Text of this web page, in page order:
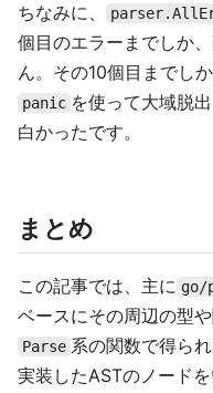
ちなみに、
個目のエラーまでしか、
ん。その10個目までし
panic を使って大域脱
白かったです。
まとめ
この記事では、主に go/
ベースにその周辺の型
Parse 系の関数で得られ
実装したASTのノード